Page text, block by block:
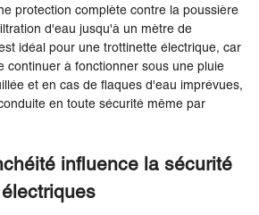
protection complète contre la poussière
d'eau jusqu'à un mètre de
idéal pour une trottinette électrique, car
continuer à fonctionner sous une pluie
et en cas de flaques d'eau imprévues,
en toute sécurité même par
influence la sécurité